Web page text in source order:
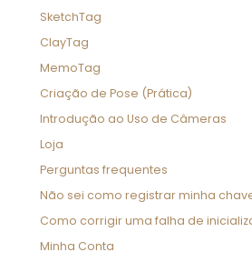
licença
SketchTag
ClayTag
MemoTag
Criação de Pose (Prática)
Introdução ao Uso de Câmeras
Loja
Perguntas frequentes
Não sei como registrar minha
Como corrigir uma falha de
Minha Conta